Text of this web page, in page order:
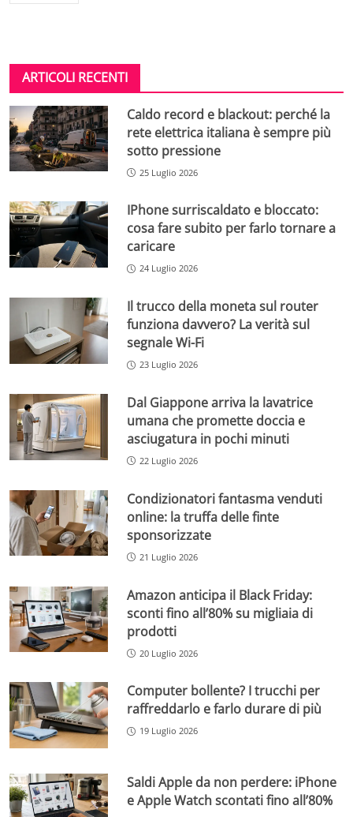
ARTICOLI RECENTI
Caldo record e blackout: perché la
rete elettrica italiana è sempre più
sotto pressione
25 Luglio 2026
IPhone surriscaldato e bloccato:
cosa fare subito per farlo tornare a
caricare
24 Luglio 2026
Il trucco della moneta sul router
funziona davvero? La verità sul
segnale Wi-Fi
23 Luglio 2026
Dal Giappone arriva la lavatrice
umana che promette doccia e
asciugatura in pochi minuti
22 Luglio 2026
Condizionatori fantasma venduti
online: la truffa delle finte
sponsorizzate
21 Luglio 2026
Amazon anticipa il Black Friday:
sconti fino all’80% su migliaia di
prodotti
20 Luglio 2026
Computer bollente? I trucchi per
raffreddarlo e farlo durare di più
19 Luglio 2026
Saldi Apple da non perdere: iPhone
e Apple Watch scontati fino all’80%